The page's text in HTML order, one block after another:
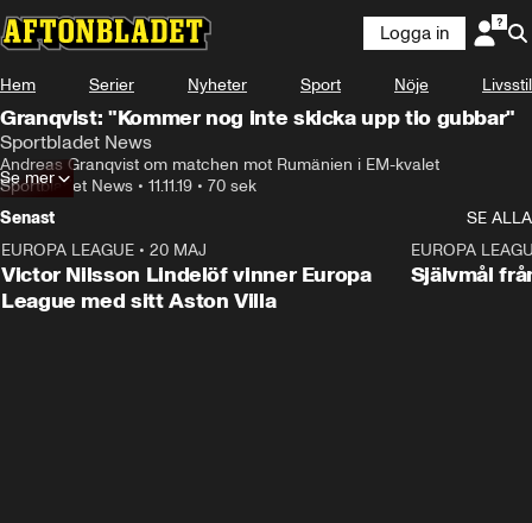
Logga in
Hem Serier Nyheter Sport Nöje Livsstil
Granqvist: "Kommer nog inte skicka upp tio gubbar"
Sportbladet News
Andreas Granqvist om matchen mot Rumänien i EM-kvalet
Sportbladet News • 11.11.19 • 70 sek
Se mer
Senast
SE ALLA
EUROPA LEAGUE • 20 MAJ
Victor Nilsson Lindelöf vinner Europa
League med sitt Aston Villa
EUROPA
Självmål